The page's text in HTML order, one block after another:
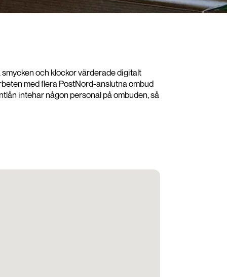
och klockor värderade digitalt
med flera PostNord-anslutna ombud
intehar någon personal på ombuden, så